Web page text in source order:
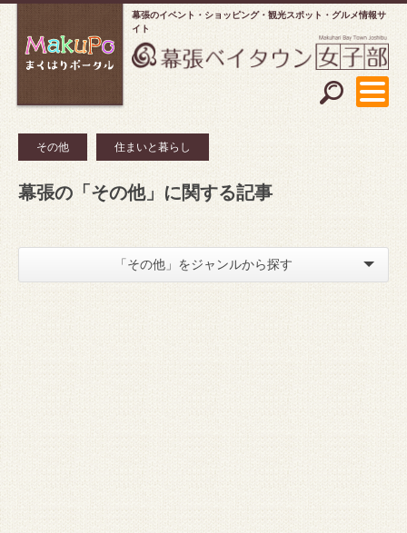
幕張のイベント・ショッピング
観光スポット・グルメ情報サ
イト
その他 住まいと暮らし
幕張の「その他」に関する記事
「その他」をジャンルから探す